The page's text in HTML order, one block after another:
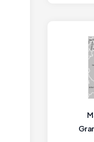
objetos
Novo!)